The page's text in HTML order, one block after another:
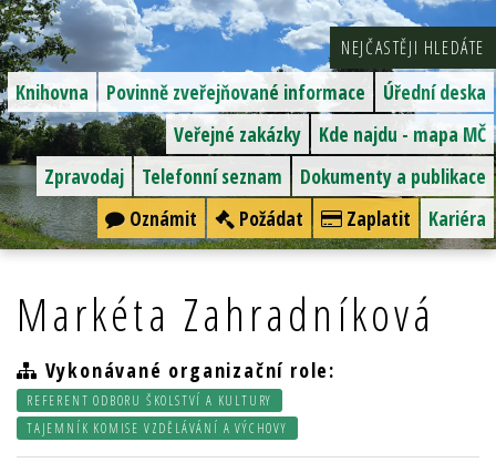
NEJČASTĚJI HLEDÁTE
Úřední deska
Povinně zveřejňované informace
Knihovna
Kde najdu - mapa MČ
Veřejné zakázky
Dokumenty a publikace
Telefonní seznam
Zpravodaj
Kariéra
Zaplatit
Požádat
Oznámit
Markéta Zahradníková
Vykonávané organizační role:
REFERENT ODBORU ŠKOLSTVÍ A KULTURY
TAJEMNÍK KOMISE VZDĚLÁVÁNÍ A VÝCHOVY